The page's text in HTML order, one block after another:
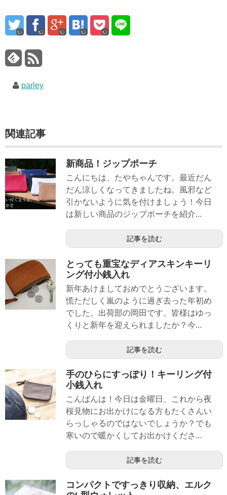
parley
関連記事
新商品！ジップポーチ
こんにちは、たやちゃんです。最近だん
だん涼しくなってきましたね。風邪など
引かないように気を付けましょう！今日
は新しい商品のジップポーチを紹介...
記事を読む
とっても重宝なディアスキンキーリ
ング付小銭入れ
新年あけましておめでとうございます。
慌ただしく嵐のように過ぎ去った年初め
でした。出荷部の岡田です。皆様はゆっ
くりと新年を迎えられましたか？今...
記事を読む
手のひらにすっぽり！キーリング付
小銭入れ
こんばんは！今日は金曜日、これから夜
桜見物にお出かけになる方もたくさんい
らっしゃるのではないでしょうか？でも
寒いので暖かくしてお出かけくださ...
記事を読む
コンパクトですっきり収納、エルク